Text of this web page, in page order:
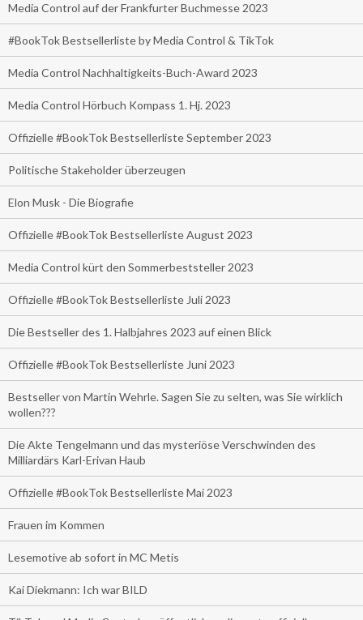
Media Control auf der Frankfurter Buchmesse 2023
#BookTok Bestsellerliste by Media Control & TikTok
Media Control Nachhaltigkeits-Buch-Award 2023
Media Control Hörbuch Kompass 1. Hj. 2023
Offizielle #BookTok Bestsellerliste September 2023
Politische Stakeholder überzeugen
Elon Musk - Die Biografie
Offizielle #BookTok Bestsellerliste August 2023
Media Control kürt den Sommerbeststeller 2023
Offizielle #BookTok Bestsellerliste Juli 2023
Die Bestseller des 1. Halbjahres 2023 auf einen Blick
Offizielle #BookTok Bestsellerliste Juni 2023
Bestseller von Martin Wehrle. Sagen Sie zu selten, was Sie wirklich
wollen???
Die Akte Tengelmann und das mysteriöse Verschwinden des
Milliardärs Karl-Erivan Haub
Offizielle #BookTok Bestsellerliste Mai 2023
Frauen im Kommen
Lesemotive ab sofort in MC Metis
Kai Diekmann: Ich war BILD